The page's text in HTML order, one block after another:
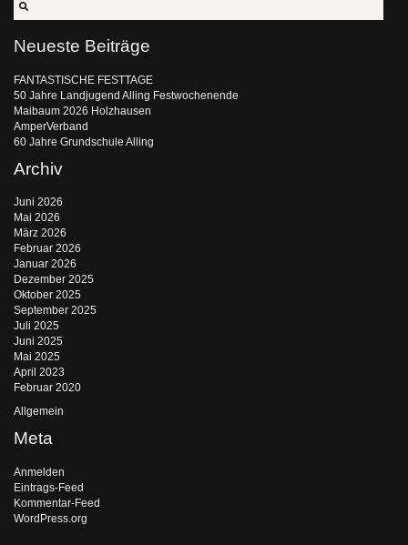
Neueste Beiträge
FANTASTISCHE FESTTAGE
50 Jahre Landjugend Alling Festwochenende
Maibaum 2026 Holzhausen
AmperVerband
60 Jahre Grundschule Alling
Archiv
Juni 2026
Mai 2026
März 2026
Februar 2026
Januar 2026
Dezember 2025
Oktober 2025
September 2025
Juli 2025
Juni 2025
Mai 2025
April 2023
Februar 2020
Allgemein
Meta
Anmelden
Eintrags-Feed
Kommentar-Feed
WordPress.org